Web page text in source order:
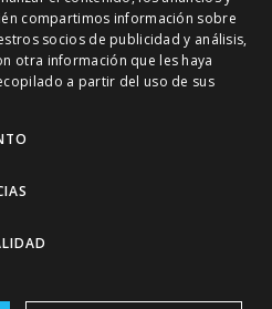
DEPORTIVO
Contacto
compartimos información sobre
socios de publicidad y análisis,
otra información que les haya
a partir del uso de sus